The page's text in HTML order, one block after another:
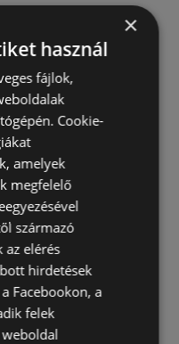
KFT. (HU) ajánlatai
KFT. (HU) aktuális
itt: Szombathelyi
×
használ
fájlok,
Cookie-
amelyek
megfelelő
származó
az elérés
hirdetések
Facebookon, a
felek